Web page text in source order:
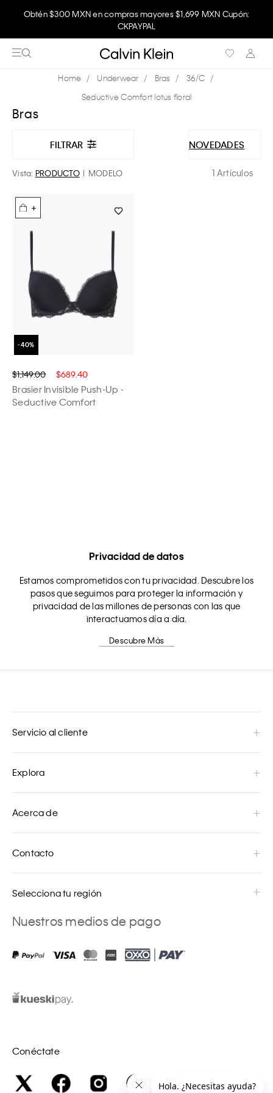
Obtén $300 MXN en compras mayores $1,699 MXN Cupón:
CKPAYPAL
Underwear Bras
36/C
Seductive Comfort lotus floral
Bras
FILTRAR NOVEDADES
Vista: PRODUCTO MODELO 1 Artículos
+
$1,149.00 $689.40
Brasier Invisible Push-Up -
Seductive Comfort
Privacidad de datos
Estamos comprometidos con tu privacidad. Descubre los
pasos que seguimos para proteger la información y
privacidad de las millones de personas con las que
interactuamos día a día.
Descubre Más
Servicio al cliente
Explora
Acerca de
Contacto
Selecciona tu región
Nuestros medios de pago
Conéctate